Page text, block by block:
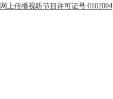
网上传播视听节目许可证号 0102004